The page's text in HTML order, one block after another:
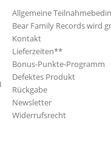
Allgemeine
Bear Family Records wird
Kontakt
Lieferzeiten**
Bonus-Punkte-Programm
Defektes Produkt
Rückgabe
Newsletter
Widerrufsrecht